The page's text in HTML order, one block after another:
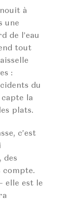
à
une
de l’eau
tout
:
du
la
plats.
c’est
des
compte.
elle est le